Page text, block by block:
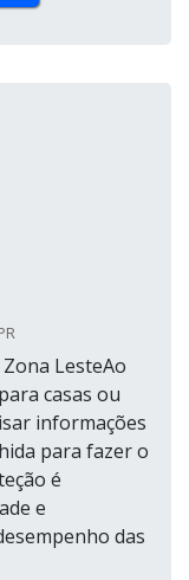
LesteAo
casas ou
informações
para fazer o
é
e
das